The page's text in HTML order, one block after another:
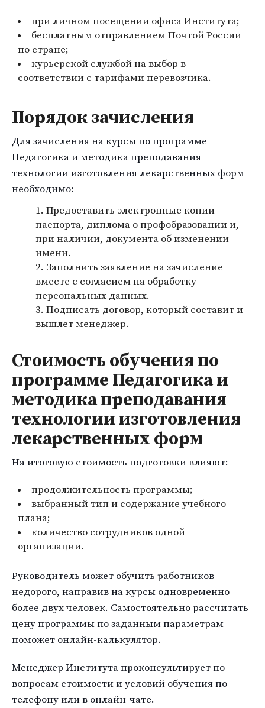
при личном посещении офиса Института;
бесплатным отправлением Почтой России
по стране;
курьерской службой на выбор в
соответствии с тарифами перевозчика.
Порядок зачисления
Для зачисления на курсы по программе
Педагогика и методика преподавания
технологии изготовления лекарственных форм
необходимо:
Предоставить электронные копии
паспорта, диплома о профобразовании и,
при наличии, документа об изменении
имени.
Заполнить заявление на зачисление
вместе с согласием на обработку
персональных данных.
Подписать договор, который составит и
вышлет менеджер.
Стоимость обучения по
программе Педагогика и
методика преподавания
технологии изготовления
лекарственных форм
На итоговую стоимость подготовки влияют:
продолжительность программы;
выбранный тип и содержание учебного
плана;
количество сотрудников одной
организации.
Руководитель может обучить работников
недорого, направив на курсы одновременно
более двух человек. Самостоятельно рассчитать
цену программы по заданным параметрам
поможет онлайн-калькулятор.
Менеджер Института проконсультирует по
вопросам стоимости и условий обучения по
телефону или в онлайн-чате.